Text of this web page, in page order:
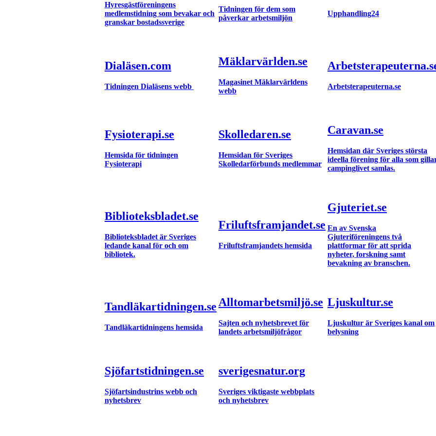
Hyresgästföreningens
medlemstidning som bevakar och
granskar bostadssverige
Tidningen för dem som
påverkar arbetsmiljön
Upphandling24
Dialäsen.com
Tidningen Dialäsens webb
Mäklarvärlden.se
Magasinet Mäklarvärldens
webb
Arbetsterapeuterna.se
Fysioterapi.se
Hemsida för tidningen
Fysioterapi
Skolledaren.se
Hemsidan för Sveriges
Skolledarförbunds medlemmar
Caravan.se
Hemsidan där Sveriges största
ideella förening för alla som
campinglivet samlas.
Biblioteksbladet.se
Biblioteksbladet är Sveriges
ledande kanal för och om
bibliotek.
Friluftsframjandet.se
Friluftsframjandets hemsida
Gjuteriet.se
En av Svenska
Gjuteriföreningens två
plattformar för att sprida
nyheter, forskning samt
bevakning av branschen.
Tandläkartidningen.se
Tandläkartidningens hemsida
Alltomarbetsmiljö.se
Sajten och nyhetsbrevet för
landets arbetsmiljöfrågor
Ljuskultur.se
Ljuskultur är Sveriges kanal om
belysning
Sjöfartstidningen.se
Sjöfartsindustrins webb och
nyhetsbrev
sverigesnatur.org
Sveriges viktigaste webbplats
och nyhetsbrev